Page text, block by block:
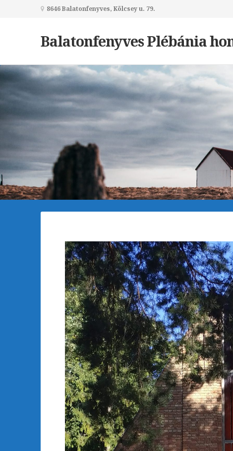
8646 Balatonfenyves, Kölcsey u. 79.
Balatonfenyves Plébánia